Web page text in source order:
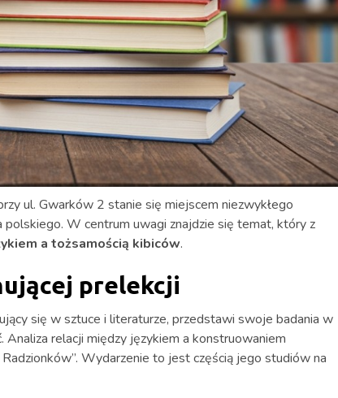
ul. Gwarków 2 stanie się miejscem niezwykłego
W centrum uwagi znajdzie się temat, który z
a tożsamością kibiców.
prelekcji
się w sztuce i literaturze, przedstawi swoje badania w
relacji między językiem a konstruowaniem
Wydarzenie to jest częścią jego studiów na